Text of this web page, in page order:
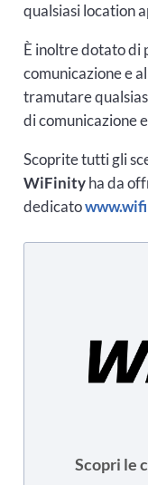
qualsiasi location
È inoltre dotato di
comunicazione e
tramutare
di comunicazione
Scoprite tutti gli
WiFinityha da
dedicato
Scopri le